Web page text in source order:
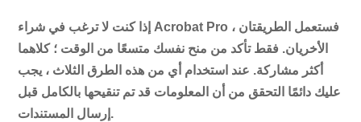
إذا كنت لا ترغب في شراء Acrobat Pro ، فستعمل الطريقتان
الأخريان. فقط تأكد من منح نفسك متسعًا من الوقت ؛ كلاهما
أكثر مشاركة. عند استخدام أي من هذه الطرق الثلاث ، يجب
عليك دائمًا التحقق من أن المعلومات قد تم تنقيحها بالكامل قبل
إرسال المستندات.